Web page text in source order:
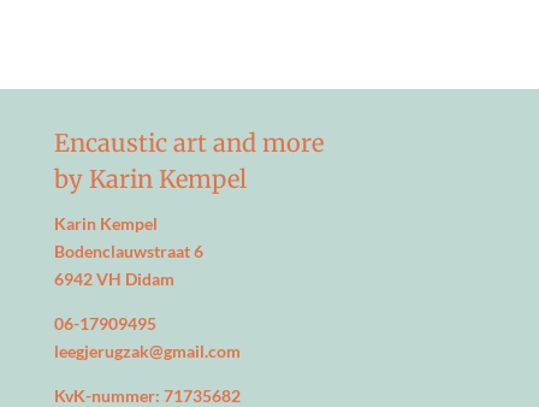
Encaustic art and more
by Karin Kempel
Karin Kempel
Bodenclauwstraat 6
6942 VH Didam
06-17909495
leegjerugzak@gmail.com
KvK-nummer: 71735682